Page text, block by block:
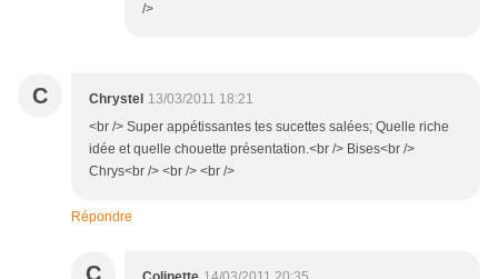
/>
C Chrystel 13/03/2011 18:21
<br /> Super appétissantes tes sucettes salées; Quelle riche
idée et quelle chouette présentation.<br /> Bises<br />
Chrys<br /> <br /> <br />
Répondre
C